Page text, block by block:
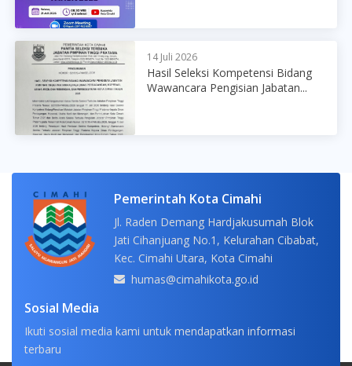
14 Juli 2026
Hasil Seleksi Kompetensi Bidang
Wawancara Pengisian Jabatan...
Pemerintah Kota Cimahi
Jl. Raden Demang Hardjakusumah Blok
Jati Cihanjuang No.1, Kelurahan Cibabat,
Kec. Cimahi Utara, Kota Cimahi
humas@cimahikota.go.id
Sosial Media
Ikuti sosial media kami untuk mendapatkan informasi
terbaru